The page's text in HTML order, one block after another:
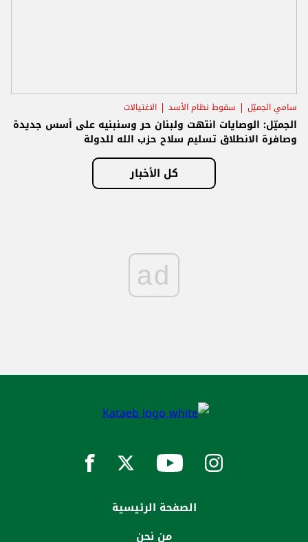
سامي الجميّل سقوط نظام الأسد الاغتيالات
الجميّل: الوصايات انتهت ولبنان حر وسنبنيه على أسس جديدة
وصافرة الانطلاق تسليم سلاح حزب الله للدولة
كل الأخبار
ad
الصفحة الرئيسية
من نحن